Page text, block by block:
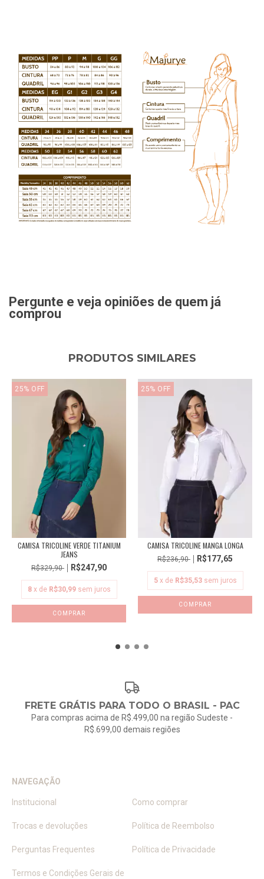
Pergunte e veja opiniões de quem já
comprou
PRODUTOS SIMILARES
25% OFF
CAMISA TRICOLINE VERDE TITANIUM
JEANS
R$329,90 R$247,90
8 x de R$30,99 sem juros
COMPRAR
25% OFF
CAMISA TRICOLINE MANGA LONGA
R$236,90 R$177,65
5 x de R$35,53 sem juros
COMPRAR
FRETE GRÁTIS PARA TODO O BRASIL - PAC
Para compras acima de R$.499,00 na região Sudeste -
R$.699,00 demais regiões
NAVEGAÇÃO
Institucional Como comprar
Trocas e devoluções Política de Reembolso
Perguntas Frequentes Política de Privacidade
Termos e Condições Gerais de